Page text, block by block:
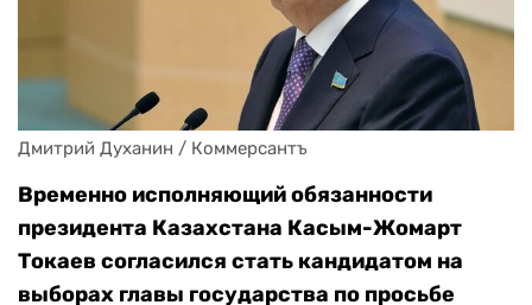
Дмитрий Духанин / Коммерсантъ
Временно исполняющий обязанности
президента Казахстана Касым-Жомарт
Токаев согласился стать кандидатом на
выборах главы государства по просьбе